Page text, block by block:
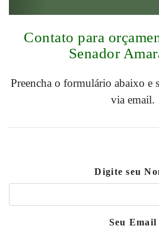
Contato para
Senador
Preencha o formulário abaixo e
via email.
Digite seu
Seu Email